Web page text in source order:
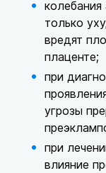
только
вредят
плаценте;
при
угрозы
при
влияние